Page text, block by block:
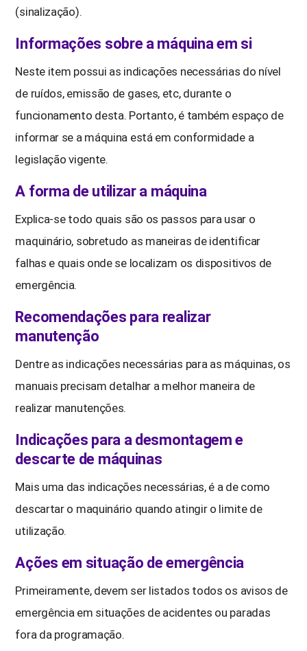
(sinalização).
Informações sobre a máquina em si
Neste item possui as indicações necessárias do nível
de ruídos, emissão de gases, etc, durante o
funcionamento desta. Portanto, é também espaço de
informar se a máquina está em conformidade a
legislação vigente.
A forma de utilizar a máquina
Explica-se todo quais são os passos para usar o
maquinário, sobretudo as maneiras de identificar
falhas e quais onde se localizam os dispositivos de
emergência.
Recomendações para realizar
manutenção
Dentre as indicações necessárias para as máquinas, os
manuais precisam detalhar a melhor maneira de
realizar manutenções.
Indicações para a desmontagem e
descarte de máquinas
Mais uma das indicações necessárias, é a de como
descartar o maquinário quando atingir o limite de
utilização.
Ações em situação de emergência
Primeiramente, devem ser listados todos os avisos de
emergência em situações de acidentes ou paradas
fora da programação.